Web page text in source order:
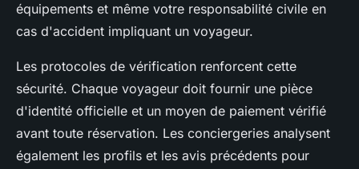
équipements et même votre responsabilité civile en
cas d'accident impliquant un voyageur.
Les protocoles de vérification renforcent cette
sécurité. Chaque voyageur doit fournir une pièce
d'identité officielle et un moyen de paiement vérifié
avant toute réservation. Les conciergeries analysent
également les profils et les avis précédents pour